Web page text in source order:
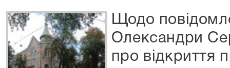
Щодо
Олександри
про відкриття